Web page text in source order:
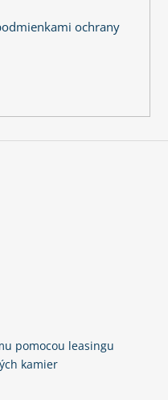
ochrany
pomocou leasingu
kamier